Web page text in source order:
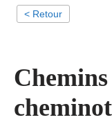
< Retour